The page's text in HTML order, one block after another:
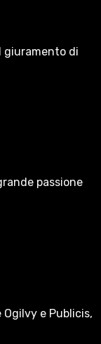
giuramento di
passione
e Publicis,